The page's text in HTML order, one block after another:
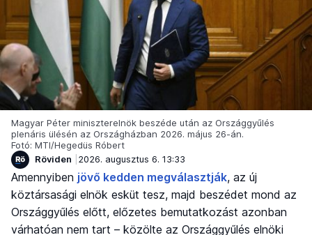
Magyar Péter miniszterelnök beszéde után az Országgyűlés
plenáris ülésén az Országházban 2026. május 26-án.
Fotó: MTI/Hegedüs Róbert
Röviden
2026. augusztus 6. 13:33
Amennyiben jövő kedden megválasztják, az új
köztársasági elnök esküt tesz, majd beszédet mond az
Országgyűlés előtt, előzetes bemutatkozást azonban
várhatóan nem tart – közölte az Országgyűlés elnöki